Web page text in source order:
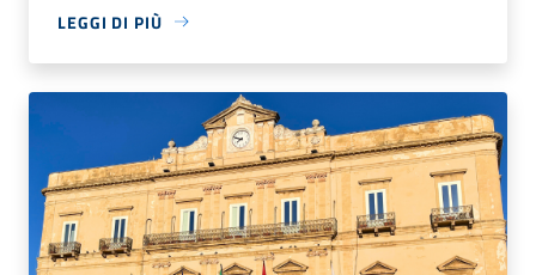
LEGGI DI PIÙ